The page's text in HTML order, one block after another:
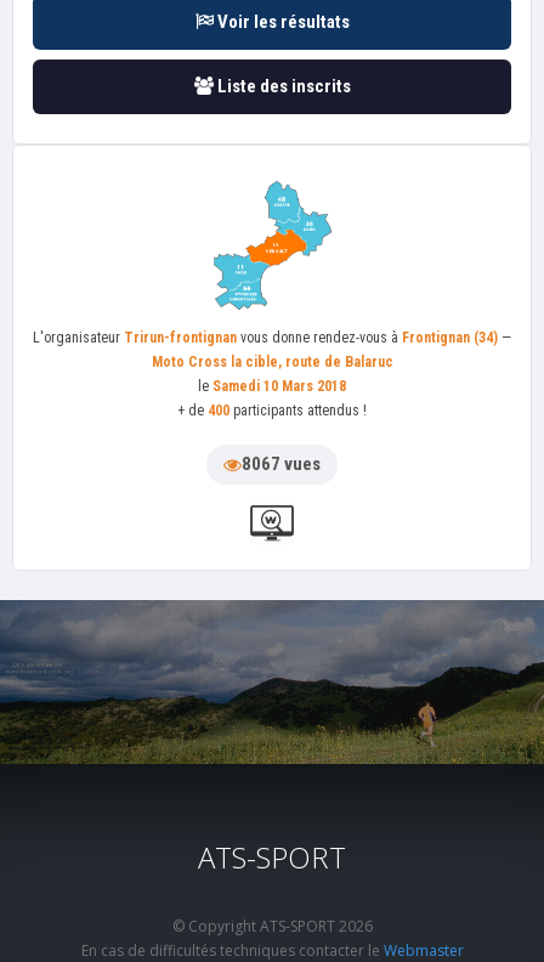
Voir les résultats
Liste des inscrits
L'organisateur Trirun-frontignan vous donne rendez-vous à Frontignan (34) —
Moto Cross la cible, route de Balaruc
le Samedi 10 Mars 2018
+ de 400 participants attendus !
8067 vues
ATS-SPORT
© Copyright ATS-SPORT 2026
En cas de difficultés techniques contacter le Webmaster